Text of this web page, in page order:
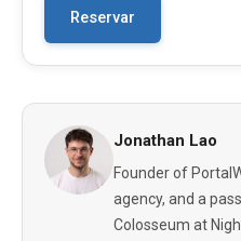
Reservar
Jonathan Lao
Founder of
agency, and a
Colosseum at